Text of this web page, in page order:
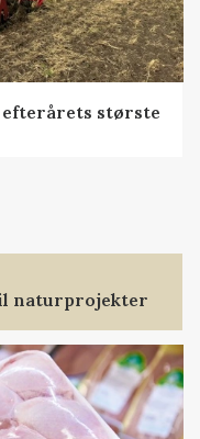
største
naturprojekter